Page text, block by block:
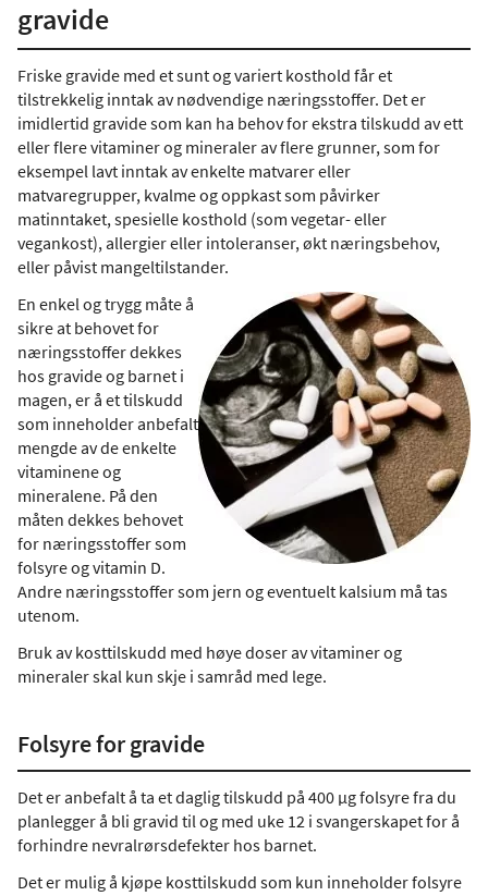
gravide
Friske gravide med et sunt og variert kosthold får et
tilstrekkelig inntak av nødvendige næringsstoffer. Det er
imidlertid gravide som kan ha behov for ekstra tilskudd av ett
eller flere vitaminer og mineraler av flere grunner, som for
eksempel lavt inntak av enkelte matvarer eller
matvaregrupper, kvalme og oppkast som påvirker
matinntaket, spesielle kosthold (som vegetar- eller
vegankost), allergier eller intoleranser, økt næringsbehov,
eller påvist mangeltilstander.
En enkel og trygg måte å
sikre at behovet for
næringsstoffer dekkes
hos gravide og barnet i
magen, er å et tilskudd
som inneholder anbefalt
mengde av de enkelte
vitaminene og
mineralene. På den
måten dekkes behovet
for næringsstoffer som
folsyre og vitamin D.
Andre næringsstoffer som jern og eventuelt kalsium må tas
utenom.
Bruk av kosttilskudd med høye doser av vitaminer og
mineraler skal kun skje i samråd med lege.
Folsyre for gravide
Det er anbefalt å ta et daglig tilskudd på 400 µg folsyre fra du
planlegger å bli gravid til og med uke 12 i svangerskapet for å
forhindre nevralrørsdefekter hos barnet.
Det er mulig å kjøpe kosttilskudd som kun inneholder folsyre